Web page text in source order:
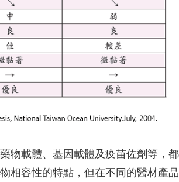
物載體、基因載體及疫苗佐劑等，
相容性的特點，但在不同的醫材產